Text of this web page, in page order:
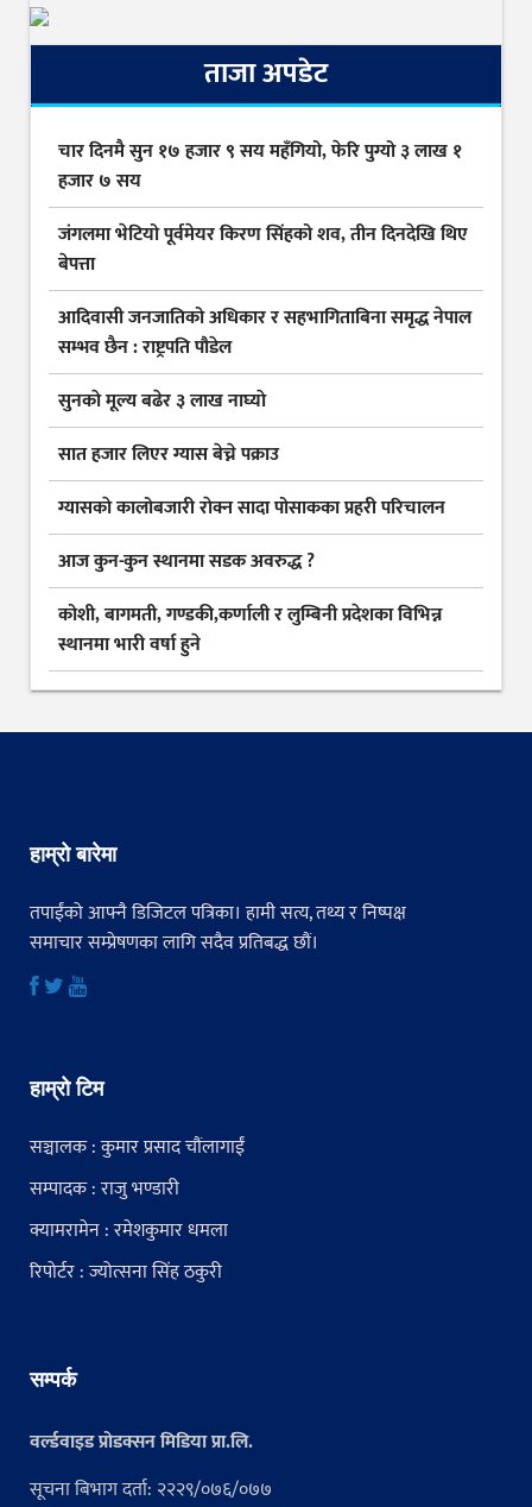
ताजा अपडेट
चार दिनमै सुन १७ हजार ९ सय महँगियो, फेरि पुग्यो ३ लाख १
हजार ७ सय
जंगलमा भेटियो पूर्वमेयर किरण सिंहको शव, तीन दिनदेखि थिए
बेपत्ता
आदिवासी जनजातिको अधिकार र सहभागिताबिना समृद्ध नेपाल
सम्भव छैन : राष्ट्रपति पौडेल
सुनकाे मूल्य बढेर ३ लाख नाघ्याे
सात हजार लिएर ग्यास बेच्ने पक्राउ
ग्यासकाे कालोबजारी राेक्न सादा पोसाकका प्रहरी परिचालन
आज कुन-कुन स्थानमा सडक अवरुद्ध ?
कोशी, बागमती, गण्डकी,कर्णाली र लुम्बिनी प्रदेशका विभिन्न
स्थानमा भारी वर्षा हुने
हाम्रो बारेमा
तपाईंको आफ्नै डिजिटल पत्रिका। हामी सत्य, तथ्य र निष्पक्ष
समाचार सम्प्रेषणका लागि सदैव प्रतिबद्ध छौं।
हाम्रो टिम
सञ्चालक : कुमार प्रसाद चौंलागाईं
सम्पादक : राजु भण्डारी
क्यामरामेन : रमेशकुमार धमला
रिपोर्टर : ज्योत्सना सिंह ठकुरी
सम्पर्क
वर्ल्डवाइड प्रोडक्सन मिडिया प्रा.लि.
सूचना बिभाग दर्ता: २२२९/०७६/०७७